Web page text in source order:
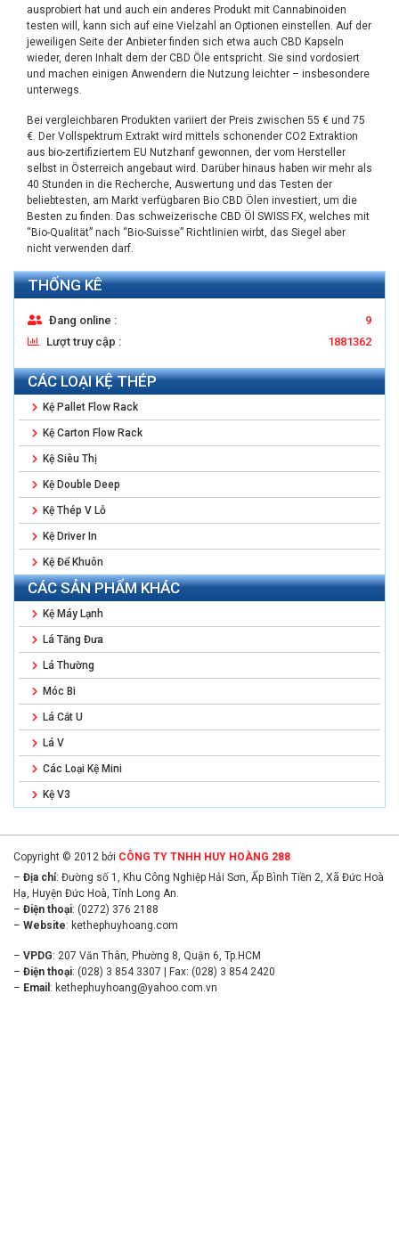
THỐNG KÊ
Đang online :
9
Lượt truy cập :
1881362
CÁC LOẠI KỆ THÉP
Kệ Pallet Flow Rack
Kệ Carton Flow Rack
Kệ Siêu Thị
Kệ Double Deep
Kệ Thép V Lỗ
Kệ Driver In
Kệ Để Khuôn
CÁC SẢN PHẨM KHÁC
Kệ Máy Lạnh
Lá Tăng Đưa
Lá Thường
Móc Bi
Lá Cắt U
Lá V
Các Loại Kệ Mini
Kệ V3
ausprobiert hat und auch ein anderes Produkt mit Cannabinoiden
testen will, kann sich auf eine Vielzahl an Optionen einstellen. Auf der
jeweiligen Seite der Anbieter finden sich etwa auch CBD Kapseln
wieder, deren Inhalt dem der CBD Öle entspricht. Sie sind vordosiert
und machen einigen Anwendern die Nutzung leichter – insbesondere
unterwegs.
Bei vergleichbaren Produkten variiert der Preis zwischen 55 € und 75
€. Der Vollspektrum Extrakt wird mittels schonender CO2 Extraktion
aus bio-zertifiziertem EU Nutzhanf gewonnen, der vom Hersteller
selbst in Österreich angebaut wird. Darüber hinaus haben wir mehr als
40 Stunden in die Recherche, Auswertung und das Testen der
beliebtesten, am Markt verfügbaren Bio CBD Ölen investiert, um die
Besten zu finden. Das schweizerische CBD Öl SWISS FX, welches mit
“Bio-Qualität” nach “Bio-Suisse” Richtlinien wirbt, das Siegel aber
nicht verwenden darf.
Copyright © 2012 bởi CÔNG TY TNHH HUY HOÀNG 288
– Địa chỉ: Đường số 1, Khu Công Nghiệp Hải Sơn, Ấp Bình Tiền 2, Xã Đức Hoà
Hạ, Huyện Đức Hoà, Tỉnh Long An.
– Điện thoại: (0272) 376 2188
– Website: kethephuyhoang.com
– VPDG: 207 Văn Thân, Phường 8, Quận 6, Tp.HCM
– Điện thoại: (028) 3 854 3307 | Fax: (028) 3 854 2420
– Email : kethephuyhoang@yahoo.com.vn